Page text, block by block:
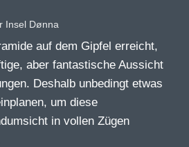
Insel Dønna
auf dem Gipfel erreicht,
aber fantastische Aussicht
Deshalb unbedingt etwas
um diese
in vollen Zügen